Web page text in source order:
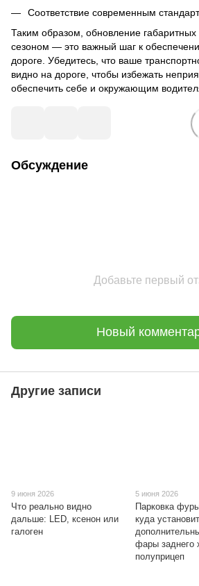
Соответствие современным
Таким образом, обновление
сезоном — это важный шаг к
дороге. Убедитесь, что ваше
видно на дороге, чтобы избежать
обеспечить себе и окружающим
Обсуждение
Добавьте первый
Новый
Другие записи
9 июня 2026
Что реально видно
дальше: LED, ксенон или
галоген
5 июня 2026
Парковка
куда
фары заднего
полуприцеп